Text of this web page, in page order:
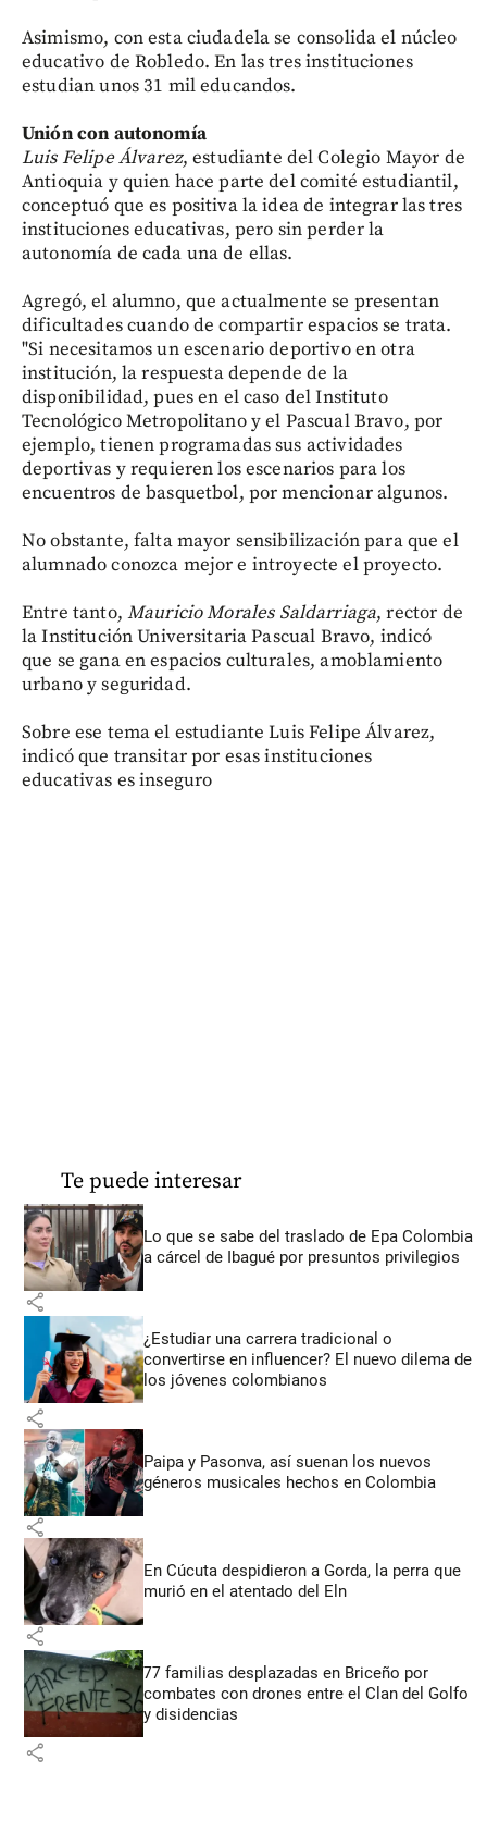
Asimismo, con esta ciudadela se consolida el núcleo
educativo de Robledo. En las tres instituciones
estudian unos 31 mil educandos.
Unión con autonomía
Luis Felipe Álvarez, estudiante del Colegio Mayor de
Antioquia y quien hace parte del comité estudiantil,
conceptuó que es positiva la idea de integrar las tres
instituciones educativas, pero sin perder la
autonomía de cada una de ellas.
Agregó, el alumno, que actualmente se presentan
dificultades cuando de compartir espacios se trata.
"Si necesitamos un escenario deportivo en otra
institución, la respuesta depende de la
disponibilidad, pues en el caso del Instituto
Tecnológico Metropolitano y el Pascual Bravo, por
ejemplo, tienen programadas sus actividades
deportivas y requieren los escenarios para los
encuentros de basquetbol, por mencionar algunos.
No obstante, falta mayor sensibilización para que el
alumnado conozca mejor e introyecte el proyecto.
Entre tanto, Mauricio Morales Saldarriaga, rector de
la Institución Universitaria Pascual Bravo, indicó
que se gana en espacios culturales, amoblamiento
urbano y seguridad.
Sobre ese tema el estudiante Luis Felipe Álvarez,
indicó que transitar por esas instituciones
educativas es inseguro
Te puede interesar
Lo que se sabe del traslado de Epa Colombia
a cárcel de Ibagué por presuntos privilegios
share
¿Estudiar una carrera tradicional o
convertirse en influencer? El nuevo dilema de
los jóvenes colombianos
share
Paipa y Pasonva, así suenan los nuevos
géneros musicales hechos en Colombia
share
En Cúcuta despidieron a Gorda, la perra que
murió en el atentado del Eln
share
77 familias desplazadas en Briceño por
combates con drones entre el Clan del Golfo
y disidencias
share